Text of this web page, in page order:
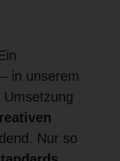
in unserem
Nur so